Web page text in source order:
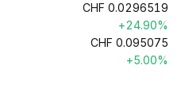
CHF 0.0296519
+24.90%
CHF 0.095075
+5.00%